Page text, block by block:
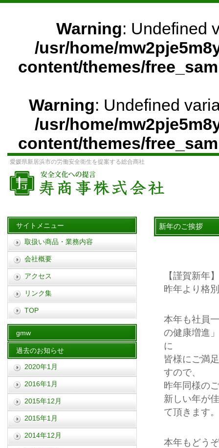
Warning: Undefined
/usr/home/
content/themes/
Warning: Undefined
/usr/home/
content/themes/
愛媛県新居浜市の労働安全衛生を提案する総合商社
新年のご挨拶
【謹賀新年】
昨年より格
本年も社員
の健康増進
皆様にご満
すので、
昨年同様の
新しい年が
て頂きます。
本年もどう
サイトメニュー
取扱い商品・業務内容
会社概要
アクセス
リンク集
TOP
gmw
過去のお知らせ
2020年1月
2016年1月
2015年12月
2015年1月
2014年12月